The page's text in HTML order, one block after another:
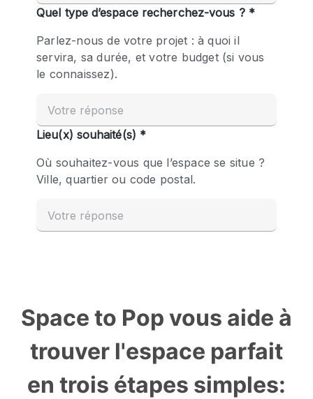
Space to Pop vous aide à
trouver l'espace parfait
en trois étapes simples: